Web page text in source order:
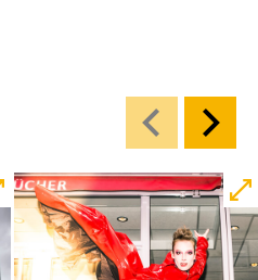
Audiodeskription
– 12:00